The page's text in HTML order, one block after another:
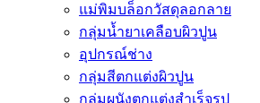
แม่พิมบล็อกวัสดุลอกลาย
กลุ่มน้ำยาเคลือบผิวปูน
อุปกรณ์ช่าง
กลุ่มสีตกแต่งผิวปูน
กลุ่มผนังตกแต่งสำเร็จรูป